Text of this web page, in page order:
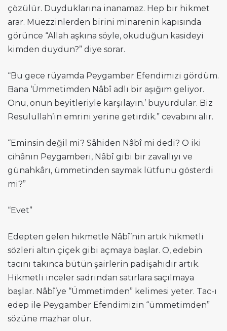
çözülür. Duyduklarına inanamaz. Hep bir hikmet
arar. Müezzinlerden birini minarenin kapısında
görünce “Allah aşkına söyle, okuduğun kasideyi
kimden duydun?” diye sorar.
“Bu gece rüyamda Peygamber Efendimizi gördüm.
Bana ‘Ümmetimden Nâbî adlı bir aşığım geliyor.
Onu, onun beyitleriyle karşılayın.’ buyurdular. Biz
Resulullah’ın emrini yerine getirdik.” cevabını alır.
“Eminsin değil mi? Sâhiden Nâbî mi dedi? O iki
cihânın Peygamberi, Nâbî gibi bir zavallıyı ve
günahkârı, ümmetinden saymak lütfunu gösterdi
mi?”
“Evet”
Edepten gelen hikmetle Nâbî’nin artık hikmetli
sözleri altın çiçek gibi açmaya başlar. O, edebin
tacını takınca bütün şairlerin padişahıdır artık.
Hikmetli inceler sadrından satırlara saçılmaya
başlar. Nâbî’ye “Ümmetimden” kelimesi yeter. Tac-ı
edep ile Peygamber Efendimizin “ümmetimden”
sözüne mazhar olur.